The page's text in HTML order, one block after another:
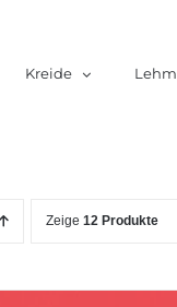
Kreide Lehm
Zeige 12 Produkte